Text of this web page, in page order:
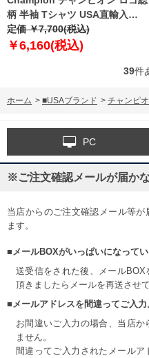
柄 半袖 Tシャツ USA直輸入
t5747p
定価 ￥7,700(税込)
￥6,160(税込)
39件
ホーム > ■USAブランド > チャンピ
PC
※ご注文確認メールが届か
当店からのご注文確認メール等
ます。
■メールBOXがいっぱいになってい
送受信をされた後、メール
頂きましたらメールを再送させて
■メールアドレスを間違ってご入力
お間違いご入力の場合、当店
ません。
間違ってご入力されたメールア